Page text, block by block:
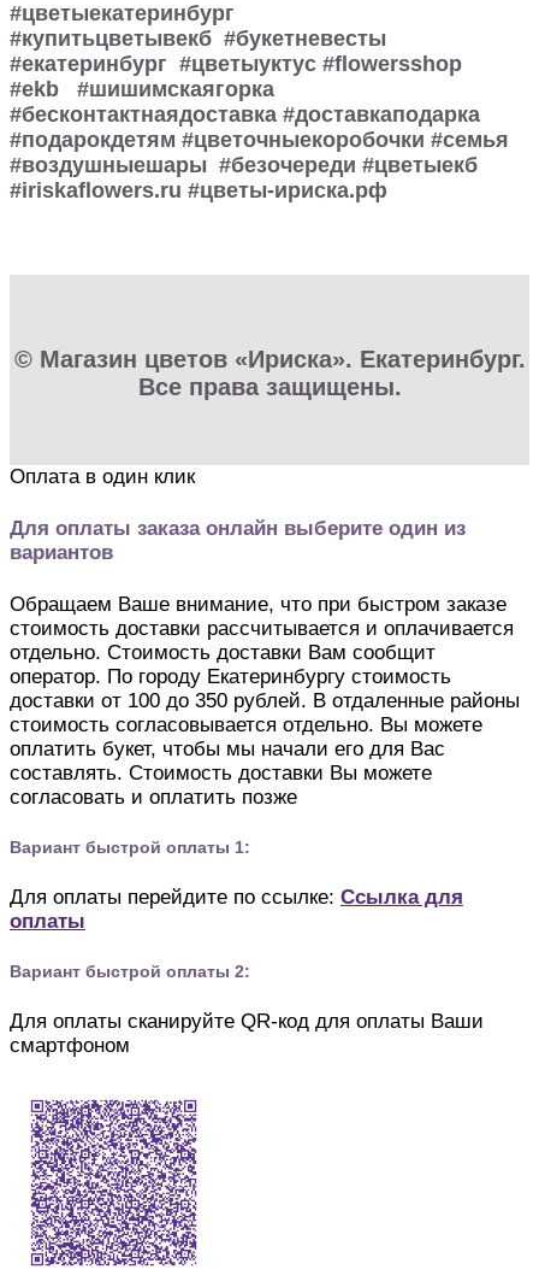
#цветыекатеринбург
#купитьцветывекб #букетневесты
#екатеринбург #цветыуктус #flowersshop
#ekb #шишимскаягорка
#бесконтактнаядоставка #доставкаподарка
#подарокдетям #цветочныекоробочки #семья
#воздушныешары #безочереди #цветыекб
#iriskaflowers.ru #цветы-ириска.рф
© Магазин цветов «Ириска». Екатеринбург.
Все права защищены.
Оплата в один клик
Для оплаты заказа онлайн выберите один из
вариантов
Обращаем Ваше внимание, что при быстром заказе
стоимость доставки рассчитывается и оплачивается
отдельно. Стоимость доставки Вам сообщит
оператор. По городу Екатеринбургу стоимость
доставки от 100 до 350 рублей. В отдаленные районы
стоимость согласовывается отдельно. Вы можете
оплатить букет, чтобы мы начали его для Вас
составлять. Стоимость доставки Вы можете
согласовать и оплатить позже
Вариант быстрой оплаты 1:
Для оплаты перейдите по ссылке: Ссылка для
оплаты
Вариант быстрой оплаты 2:
Для оплаты сканируйте QR-код для оплаты Ваши
смартфоном